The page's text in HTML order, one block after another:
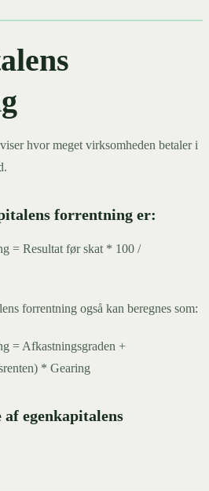
hvor meget virksomheden betaler i
forrentning er:
= Resultat før skat * 100 /
forrentning også kan beregnes som:
= Afkastningsgraden +
* Gearing
egenkapitalens